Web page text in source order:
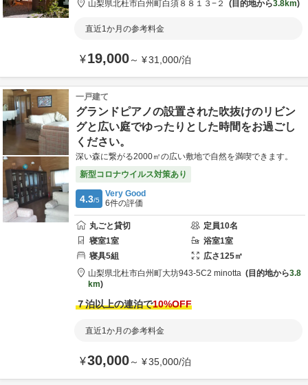
山梨県北杜市白州町白須８８１３−２ 目的地から3.8km
直近1か月の参考料金
¥19,000～ ¥31,000/泊
一戸建て
グランドピアノの設置された吹抜けのリビン
グと広い庭でゆったりとした時間をお過ごし
ください。
深い森に繋がる2000㎡の広い敷地で自然を満喫できます。
新型コロナウイルス対策あり
4.3/5
Very Good
6件の評価
丸ごと貸切 定員10名
寝室1室 浴室1室
寝具5組 広さ125㎡
山梨県北杜市白州町大坊943-5C2 minotta 目的地から3.8
km
７泊以上の連泊で10%OFF
直近1か月の参考料金
¥30,000～ ¥35,000/泊